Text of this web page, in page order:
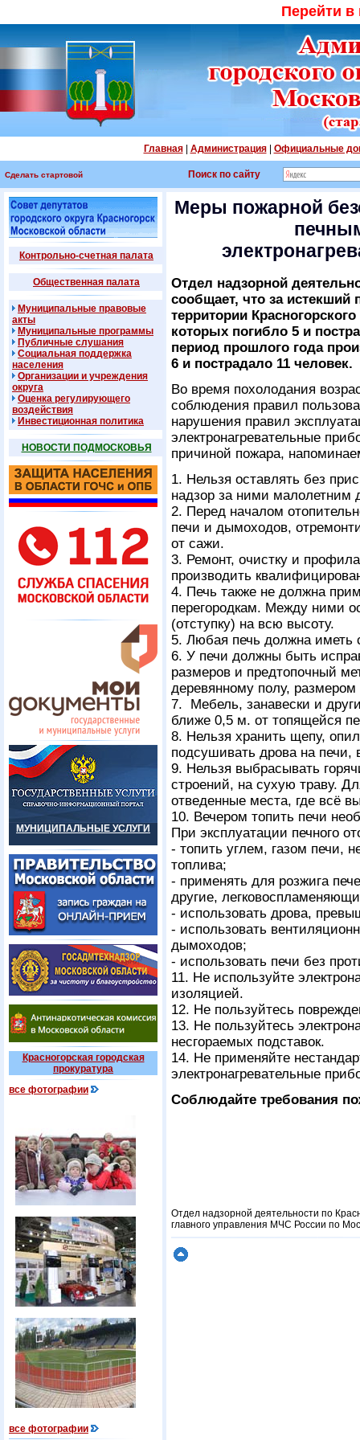
Перейти
Главная| Администрация| Официальные
Сделать стартовой Поиск по сайту
Контрольно-счетная палата
Общественная палата
Муниципальные правовые
акты
Муниципальные программы
Публичные слушания
Социальная поддержка
населения
Организации и учреждения
округа
Оценка регулирующего
воздействия
Инвестиционная политика
НОВОСТИ ПОДМОСКОВЬЯ
МУНИЦИПАЛЬНЫЕ УСЛУГИ
Красногорская городская
прокуратура
все фотографии
все фотографии
Меры пожарной
Отдел надзорной
сообщает, что за истекший
территории
которых погибло 5 и
период прошлого года
6 и пострадало 11 человек.
Во время похолодания
соблюдения правил
нарушения правил
электронагревательные
причиной пожара,
1. Нельзя оставлять без
надзор за ними малолетним
2. Перед началом
печи и дымоходов,
от сажи.
3. Ремонт, очистку и
производить
4. Печь также не должна
перегородкам. Между ними
(отступку) на всю высоту.
5. Любая печь должна иметь
6. У печи должны быть
размеров и предтопочный
деревянному полу,
7. Мебель, занавески и
ближе 0,5 м. от топящейся
8. Нельзя хранить щепу,
подсушивать дрова на
9. Нельзя выбрасывать
строений, на сухую траву.
отведенные места, где всё
10. Вечером топить печи
При эксплуатации печного
- топить углем, газом печи,
топлива;
- применять для розжига
другие,
- использовать дрова,
- использовать
дымоходов;
- использовать печи без
11. Не используйте
изоляцией.
12. Не пользуйтесь
13. Не пользуйтесь
несгораемых подставок.
14. Не применяйте
электронагревательные
Соблюдайте требования
Отдел надзорной деятельности по
главного управления МЧС России по